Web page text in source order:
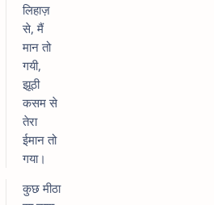
लिहाज़
से, मैं
मान तो
गयी,
झूठी
कसम से
तेरा
ईमान तो
गया।
कुछ मीठा